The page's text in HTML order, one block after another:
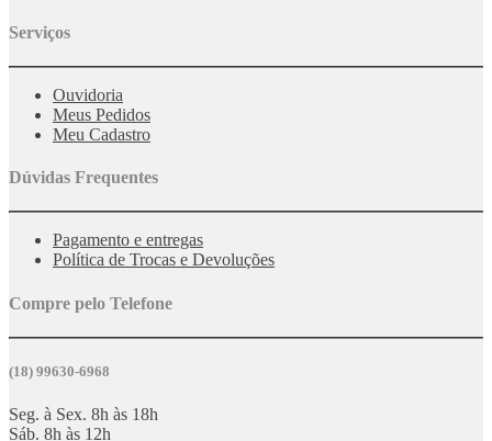
Serviços
Ouvidoria
Meus Pedidos
Meu Cadastro
Dúvidas Frequentes
Pagamento e entregas
Política de Trocas e Devoluções
Compre pelo Telefone
(18) 99630-6968
Seg. à Sex. 8h às 18h
Sáb. 8h às 12h